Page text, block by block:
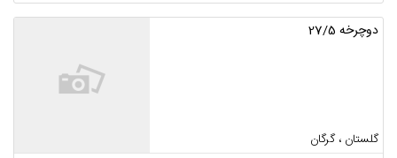
دوچرخه 27/5
گلستان ، گرگان